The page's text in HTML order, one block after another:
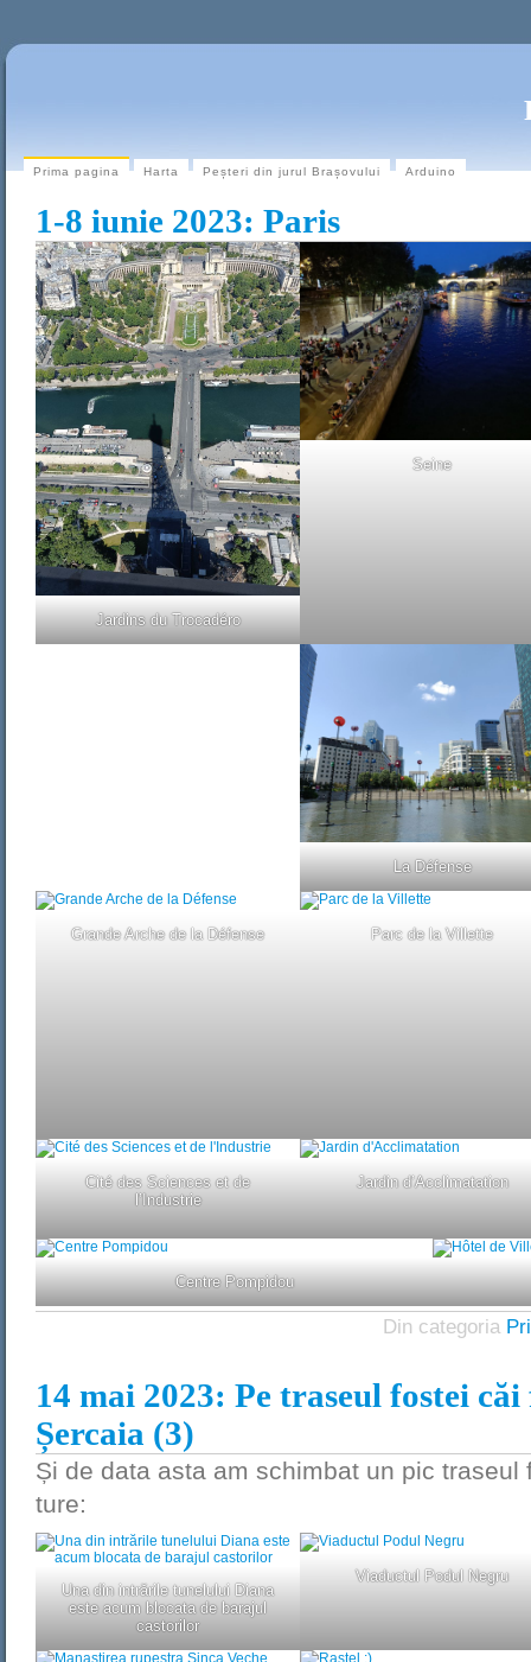
Prima pagina Harta Peșteri din jurul Brașovului Arduino
1-8 iunie 2023: Paris
Jardins du Trocadéro
Seine
La Défense
Grande Arche de la Défense Parc de la Villette
Cité des Sciences et de
l’Industrie
Jardin d’Acclimatation
Centre Pompidou
Din categoria
14 mai 2023: Pe traseul fostei
Șercaia (3)
Și de data asta am schimbat un pic traseul
ture:
Una din intrările tunelului Diana
este acum blocata de barajul
castorilor
Viaductul Podul Negru